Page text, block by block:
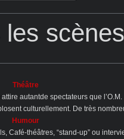
les scènes
Théâtre
autantde spectateurs que l’O.M.
culturellement. De très
Humour
Café-théâtres, “stand-up” ou